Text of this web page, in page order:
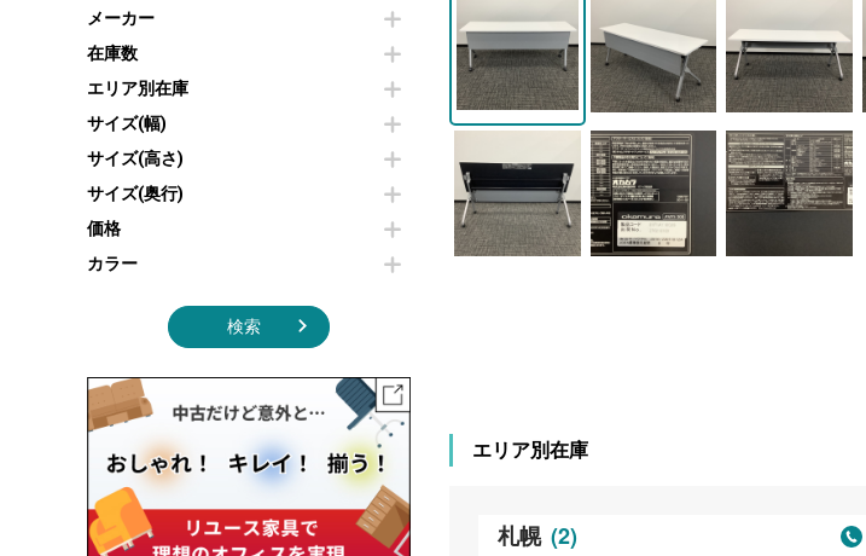
プリンター・コピー機
コートハンガー・ポールハンガー
傘立て
食器棚・キッチンキャビネット
オフィスアクセサリーその他
カウンターテーブル
センターテーブル・サイドテーブル
カフェテーブル
ソファ
シェルフ
ダストボックス（ゴミ箱）
インテリア家具その他
冷蔵庫・洗濯機
空気清浄機・加湿器
電子レンジ
液晶テレビ・モニター類
エアコン
照明機器
季節家電
その他キッチン家電・オフィス家電
メーカー
在庫数
エリア別在庫
サイズ(幅)
サイズ(高さ)
サイズ(奥行)
価格
カラー
検索
エリア別在庫
札幌 (2)